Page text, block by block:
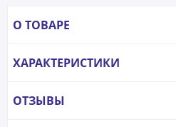
О ТОВАРЕ
ХАРАКТЕРИСТИКИ
ОТЗЫВЫ